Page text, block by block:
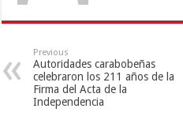
Previous
Autoridades carabobeñas
celebraron los 211 años de la
Firma del Acta de la
Independencia